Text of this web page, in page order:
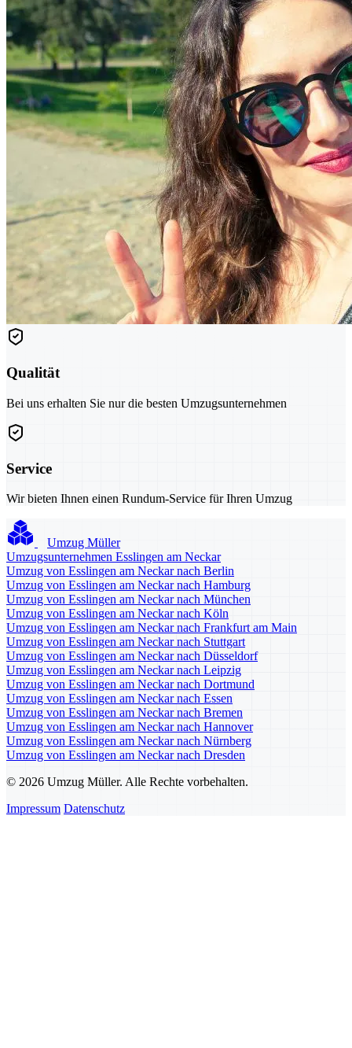
Qualität
Bei uns erhalten Sie nur die besten Umzugsunternehmen
Service
Wir bieten Ihnen einen Rundum-Service für Ihren Umzug
Umzug Müller
Umzugsunternehmen Esslingen am Neckar
Umzug von Esslingen am Neckar nach Berlin
Umzug von Esslingen am Neckar nach Hamburg
Umzug von Esslingen am Neckar nach München
Umzug von Esslingen am Neckar nach Köln
Umzug von Esslingen am Neckar nach Frankfurt am Main
Umzug von Esslingen am Neckar nach Stuttgart
Umzug von Esslingen am Neckar nach Düsseldorf
Umzug von Esslingen am Neckar nach Leipzig
Umzug von Esslingen am Neckar nach Dortmund
Umzug von Esslingen am Neckar nach Essen
Umzug von Esslingen am Neckar nach Bremen
Umzug von Esslingen am Neckar nach Hannover
Umzug von Esslingen am Neckar nach Nürnberg
Umzug von Esslingen am Neckar nach Dresden
© 2026 Umzug Müller. Alle Rechte vorbehalten.
Impressum Datenschutz